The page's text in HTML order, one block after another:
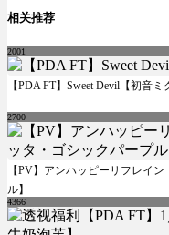
相关推荐
2001
【PDA FT】Sweet Devil【初音ミ
2700
【PV】アンハッピーリフレイ
ル】
4366